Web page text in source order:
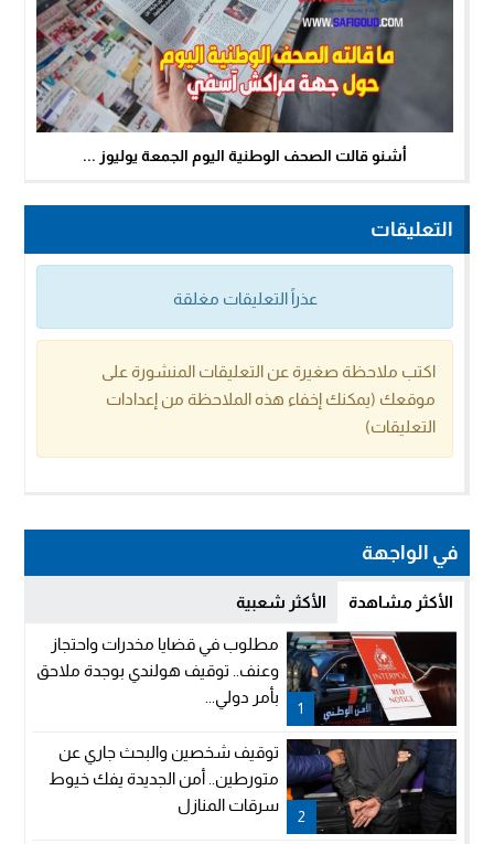
أشنو قالت الصحف الوطنية اليوم الجمعة يوليوز ...
التعليقات
عذراً التعليقات مغلقة
اكتب ملاحظة صغيرة عن التعليقات المنشورة على
موقعك (يمكنك إخفاء هذه الملاحظة من إعدادات
التعليقات)
في الواجهة
الأكثر مشاهدة الأكثر شعبية
1
مطلوب في قضايا مخدرات واحتجاز
وعنف.. توقيف هولندي بوجدة ملاحق
بأمر دولي...
2
توقيف شخصين والبحث جاري عن
متورطين.. أمن الجديدة يفك خيوط
سرقات المنازل